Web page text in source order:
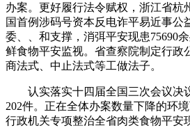
办案。更好履行法令赋权，浙江省杭
国首例涉码号资本反电诈平易近事公
委、、和支撑，消弭平安现患75690
鲜食物平安监视。省查察院制定行政
商法式、中止法式等工做法子。
认实落实十四届全国三次会议决
202件。正在全体办案数量下降的环
行政机关专项整治全省肉类食物平安